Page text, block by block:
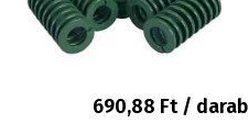
690,88 Ft / darab